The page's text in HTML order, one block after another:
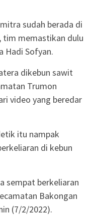
sudah berada di
tim memastikan dulu
Hadi Sofyan.
dikebun sawit
Trumon
video yang beredar
itu nampak
di kebun
sempat berkeliaran
Bakongan
(7/2/2022).